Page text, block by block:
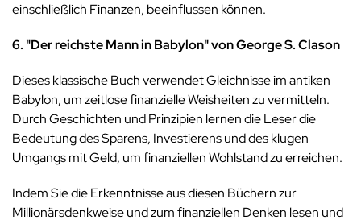
einschließlich Finanzen, beeinflussen können.
6. "Der reichste Mann in Babylon" von George S. Clason
Dieses klassische Buch verwendet Gleichnisse im antiken
Babylon, um zeitlose finanzielle Weisheiten zu vermitteln.
Durch Geschichten und Prinzipien lernen die Leser die
Bedeutung des Sparens, Investierens und des klugen
Umgangs mit Geld, um finanziellen Wohlstand zu erreichen.
Indem Sie die Erkenntnisse aus diesen Büchern zur
Millionärsdenkweise und zum finanziellen Denken lesen und